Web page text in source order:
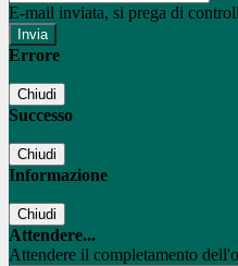
E-mail inviata, si prega di
Errore
Chiudi
Successo
Chiudi
Informazione
Chiudi
Attendere...
Attendere il completamento